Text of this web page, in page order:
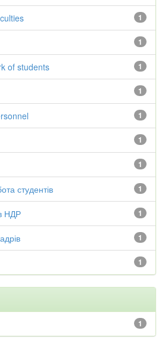
1
1
1
of students
1
1
1
1
1
студентів
1
НДР
1
1
1